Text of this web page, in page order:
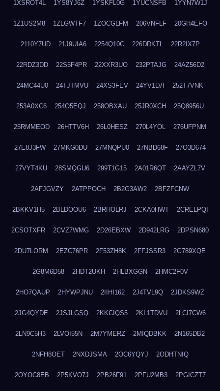
1XSROT4L 1YS8YJ6Z 1YSKFL0G 1YUCNSFB 1YYN7W1J
1Z1US2M8 1ZLGWTF7 1ZOCGLFM 206VNFLF 20GH4EFO
2110Y7UD 21J9UIA6 2254Q10C 226DDKTL 22R2IX7P
22RDZ3DD 22S5F4PR 22XXR3UO 232PTAJG 24AZ56D2
24MC44U0 24TJTMVU 24XS3FEV 24YV1LVI 252T7VNK
253A0XC6 254O5EQJ 258OBXAU 25JR0XCH 25Q8956U
25RMMEOD 26HTTV6H 26L0HESZ 270L4YOL 276UFPNM
27E8J3FW 27MKG0DU 27MNQPU0 27NBD68F 27O3D674
27VYT4KU 28SMQGU6 299T1G15 2A01R6QT 2AAYZL7V
2AFJGVZY 2ATPPOCH 2B2G3AW2 2BFZFCNW
2BKKV1H5 2BLDOOU6 2BRHOLRJ 2CKA0HWT 2CRELPQI
2CSOTXFR 2CVZ7WMG 2D26EBXW 2D942LRG 2DPSN680
2DU7LORM 2EZC76PR 2F53ZH8K 2FFJSSR3 2G789XQE
2G8M6D58 2HDT2UKH 2HLBXGGN 2HMC2F0V
2HO7QAUP 2HYWPJNU 2IIHI162 2J4TVL9Q 2JDKS9WZ
2JG4QYDE 2JSJLGSQ 2KKCIQS5 2KL1TDVU 2LCI7CW6
2LN9C5H3 2LVOI55N 2M7YMERZ 2MIQDBKK 2N165DB2
2NFH8OET 2NXDJSMA 2OC6YQYJ 2ODHTNIQ
2OYOC8EB 2P5KVO7J 2PB26F91 2PFU2MB3 2PGICZT7